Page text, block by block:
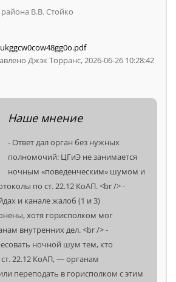
уровня шума возле жилых
в вечернее и ночное время,
7:00, и опубликовать
канал для обращений
части Бреста по ночному
регистрацией жалоб,
и письменным ответом о
района В.В. Стойко
Джэк Торранс, 2026-06-26 10:28:42
Наше мнение
⁃ Ответ дал орган без нужных
полномочий: ЦГиЭ не занимается
ночным «поведенческим» шумом и
по ст. 22.12 КоАП. <br /> ⁃
и канале жалоб (1 и 3)
хотя горисполком мог
внутренних дел. <br /> ⁃
ночной шум тем, кто
22.12 КоАП, — органам
переподать в горисполком с этим